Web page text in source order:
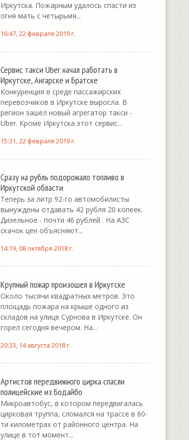
Иркутска. Пожарным удалось спасти из
огня мать с четырьмя...
16:47, 22 февраля 2019 г.
Сервис такси Uber начал работать в
Иркутске, Ангарске и Братске
Конкуренция в среде пассажирских
перевозчиков в Иркутске выросла. В
регион зашёл новый агрегатор такси -
Uber. Кроме Иркутска этот сервис...
15:31, 22 февраля 2019 г.
Сразу на рубль подорожало топливо в
Иркутской области
Теперь за литр 92-го автомобилисты
вынуждены отдавать 42 рубля 20 копеек.
Дизельное - почти 46 рублей . На АЗС
скачок цен объясняют...
14:19, 08 октября 2018 г.
Крупный пожар произошел в Иркутске
Около тысячи квадратных метров. Это
площадь пожара на крыше одного из
складов на улице Сурнова в Иркутске. Он
горел сегодня вечером. На...
20:33, 14 августа 2018 г.
Артистов передвижного цирка спасли
полицейские из Бодайбо
Микроавтобус, в котором передвигалась
цирковая труппа, сломался на трассе в 60-
ти километрах от районного центра. На
улице в тот момент...